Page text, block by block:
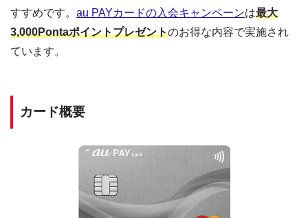
すすめです。 au PAYカードの入会キャンペーンは最大
3,000Pontaポイントプレゼントのお得な内容で実施され
ています。
カード概要